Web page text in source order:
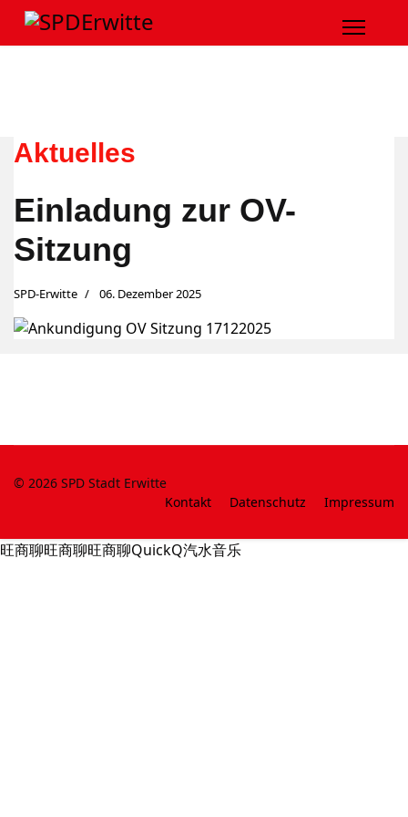
Aktuelles
Einladung zur OV-
Sitzung
SPD-Erwitte 06. Dezember 2025
© 2026 SPD Stadt Erwitte
Kontakt
Datenschutz Impressum
旺商聊旺商聊旺商聊QuickQ汽水音乐